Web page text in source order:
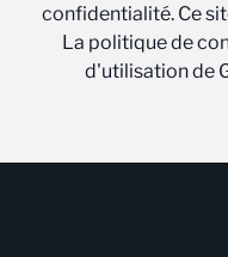
confidentialité. Ce
La politique de
d'utilisation de